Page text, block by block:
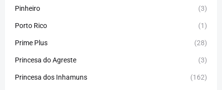
Pinheiro (3)
Porto Rico (1)
Prime Plus (28)
Princesa do Agreste (3)
Princesa dos Inhamuns (162)